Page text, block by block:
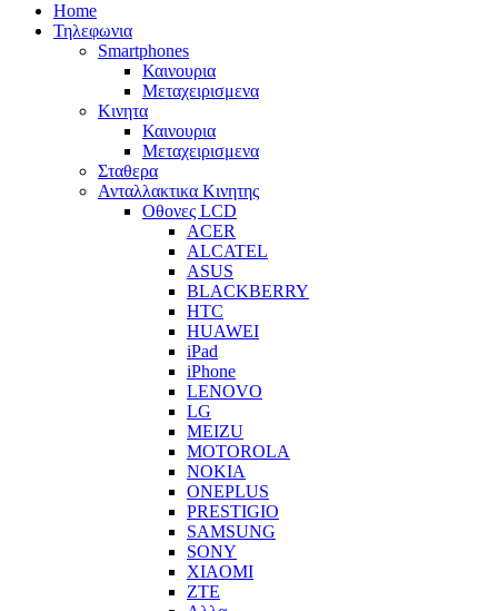
Home
Τηλεφωνια
Smartphones
Καινουρια
Μεταχειρισμενα
Κινητα
Καινουρια
Μεταχειρισμενα
Σταθερα
Ανταλλακτικα Κινητης
Οθονες LCD
ACER
ALCATEL
ASUS
BLACKBERRY
HTC
HUAWEI
iPad
iPhone
LENOVO
LG
MEIZU
MOTOROLA
NOKIA
ONEPLUS
PRESTIGIO
SAMSUNG
SONY
XIAOMI
ZTE